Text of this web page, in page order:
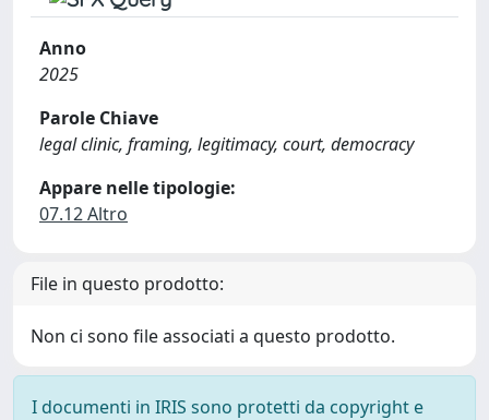
Anno
2025
Parole Chiave
legal clinic, framing, legitimacy, court, democracy
Appare nelle tipologie:
07.12 Altro
File in questo prodotto:
Non ci sono file associati a questo prodotto.
I documenti in IRIS sono protetti da copyright e